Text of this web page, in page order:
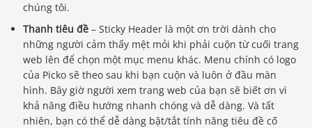
chúng tôi.
Thanh tiêu đề – Sticky Header là một ơn trời dành cho
những người cảm thấy mệt mỏi khi phải cuộn từ cuối trang
web lên để chọn một mục menu khác. Menu chính có logo
của Picko sẽ theo sau khi bạn cuộn và luôn ở đầu màn
hình. Bây giờ người xem trang web của bạn sẽ biết ơn vì
khả năng điều hướng nhanh chóng và dễ dàng. Và tất
nhiên, bạn có thể dễ dàng bật/tắt tính năng tiêu đề cố